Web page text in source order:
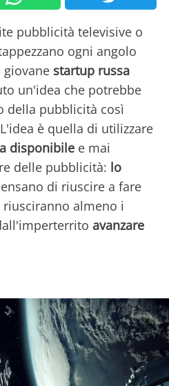
pubblicità televisive o
ogni angolo
giovane startup russa
un'idea che potrebbe
della pubblicità così
è quella di utilizzare
disponibile e mai
delle pubblicità: lo
di riuscire a fare
riusciranno almeno i
avanzare